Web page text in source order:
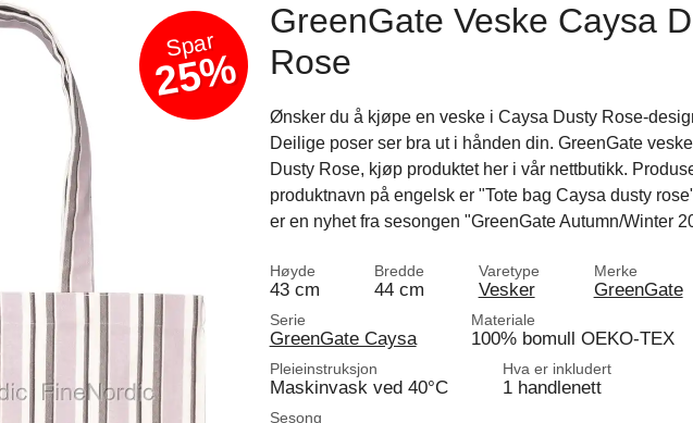
Spar
25%
GreenGate Veske Caysa
Rose
Ønsker du å kjøpe en veske i Caysa Dusty Rose-
Deilige poser ser bra ut i hånden din. GreenGate
Dusty Rose, kjøp produktet her i vår nettbutikk.
produktnavn på engelsk er "Tote bag Caysa dusty
er en nyhet fra sesongen "GreenGate Autumn/Winter
Høyde
43 cm
Bredde
44 cm
Varetype
Vesker
Merke
GreenGate
Serie
GreenGate Caysa
Materiale
100% bomull OEKO-TEX
Pleieinstruksjon
Maskinvask ved 40°C
Hva er inkludert
1 handlenett
Sesong